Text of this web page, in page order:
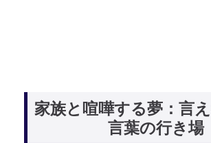
家族と喧嘩する夢：言
言葉の行き場